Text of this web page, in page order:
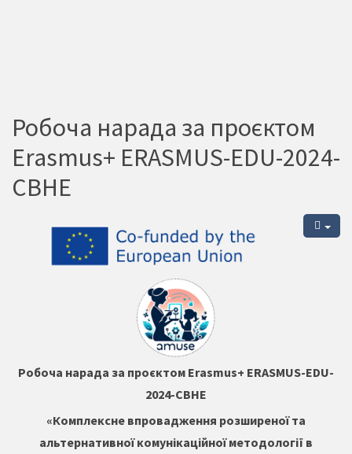
Робоча нарада за проєктом
Erasmus+ ERASMUS-EDU-2024-
CBHE
Робоча нарада за проєктом Erasmus+ ERASMUS-EDU-
2024-CBHE
«Комплексне впровадження розширеної та
альтернативної комунікаційної методології в